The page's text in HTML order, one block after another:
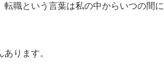
職という言葉は私の中からいつの間に
ります。